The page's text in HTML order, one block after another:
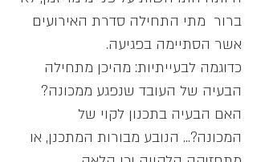
ברור מתי התחילה סדרת האירועים
אשר הסתיימה בפגיעה.
כדוגמה לבעייתיות: מהיכן מתחילה
הבעיה של העובד שנפגע ממכונה?
האם הבעיה בתכנון לקוי של
המכונה?... הנובע מבורות המתכנן, או